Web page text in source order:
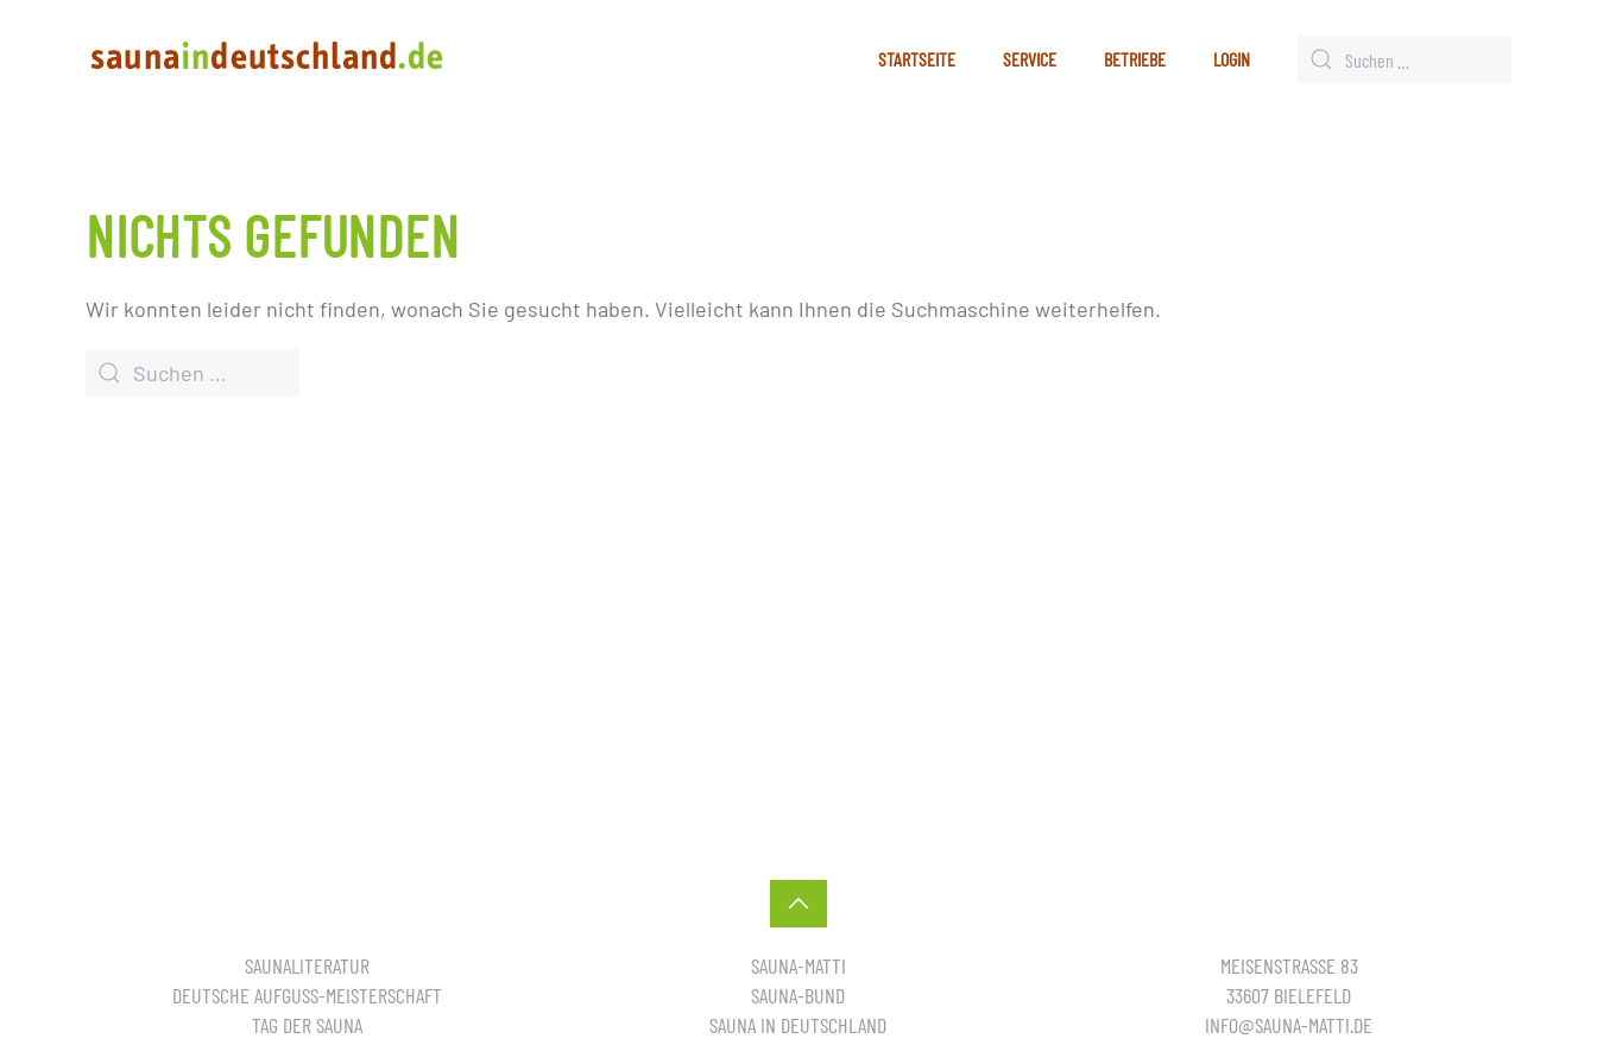
STARTSEITE SERVICE BETRIEBE LOGIN
NICHTS GEFUNDEN
Wir konnten leider nicht finden, wonach Sie gesucht haben. Vielleicht kann Ihnen die Suchmaschine weiterhelfen.
SAUNALITERATUR
DEUTSCHE AUFGUSS-MEISTERSCHAFT
TAG DER SAUNA
SAUNA-MATTI
SAUNA-BUND
SAUNA IN DEUTSCHLAND
MEISENSTRASSE 83
33607 BIELEFELD
INFO@SAUNA-MATTI.DE